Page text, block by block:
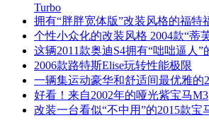
Turbo
拥有“胖胖宽体版”改装风格的福特
个性小众化的改装风格 2004款“蒂
这辆2011款奥迪S4拥有“咄咄逼人”
2006款路特斯Elise玩转性能极限
一辆集运动豪华和舒适间最优雅的
好看！来自2002年的哑光紫宝马M3
改装一台看似“不中用”的2015款宝